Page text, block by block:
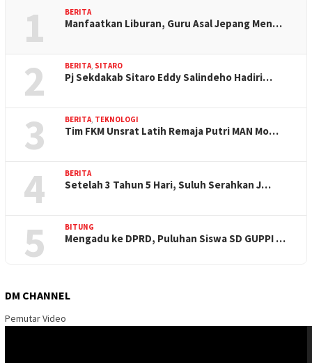
1 BERITA
Manfaatkan Liburan, Guru Asal Jepang Men…
2 BERITA, SITARO
Pj Sekdakab Sitaro Eddy Salindeho Hadiri…
3 BERITA, TEKNOLOGI
Tim FKM Unsrat Latih Remaja Putri MAN Mo…
4 BERITA
Setelah 3 Tahun 5 Hari, Suluh Serahkan J…
5 BITUNG
Mengadu ke DPRD, Puluhan Siswa SD GUPPI …
DM CHANNEL
Pemutar Video